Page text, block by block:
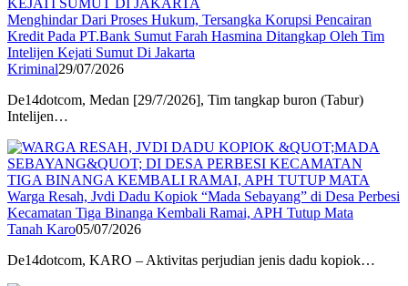
Menghindar Dari Proses Hukum, Tersangka Korupsi Pencairan
Kredit Pada PT.Bank Sumut Farah Hasmina Ditangkap Oleh Tim
Intelijen Kejati Sumut Di Jakarta
Kriminal29/07/2026
De14dotcom, Medan [29/7/2026], Tim tangkap buron (Tabur)
Intelijen…
Warga Resah, Jvdi Dadu Kopiok “Mada Sebayang” di Desa Perbesi
Kecamatan Tiga Binanga Kembali Ramai, APH Tutup Mata
Tanah Karo05/07/2026
De14dotcom, KARO – Aktivitas perjudian jenis dadu kopiok…